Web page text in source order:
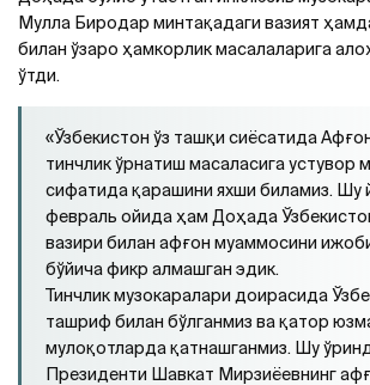
Мулла Биродар минтақадаги вазият
билан ўзаро ҳамкорлик масалаларига
ўтди.
«Ўзбекистон ўз ташқи сиёсатида
тинчлик ўрнатиш масаласига устувор
сифатида қарашини яхши биламиз. Шу
февраль ойида ҳам Доҳада
вазири билан афғон муаммосини
бўйича фикр алмашган эдик.
Тинчлик музокаралари доирасида
ташриф билан бўлганмиз ва қатор
мулоқотларда қатнашганмиз. Шу
Президенти Шавкат Мирзиёевнинг